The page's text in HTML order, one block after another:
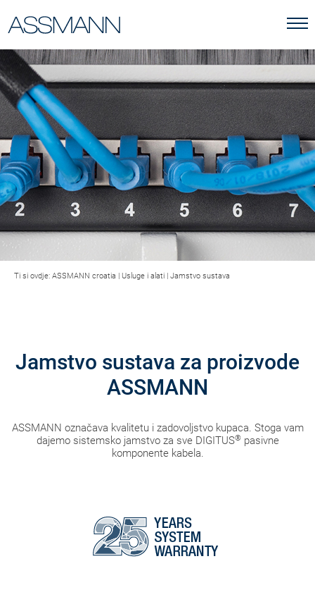
Ti si ovdje: ASSMANN croatia | Usluge i alati | Jamstvo sustava
Jamstvo sustava za proizvode
ASSMANN
ASSMANN označava kvalitetu i zadovoljstvo kupaca. Stoga vam
dajemo sistemsko jamstvo za sve DIGITUS® pasivne
komponente kabela.